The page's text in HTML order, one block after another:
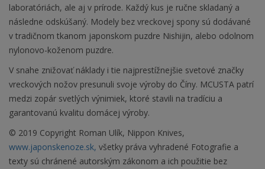
laboratóriách, ale aj v prírode. Každý kus je ručne skladaný a
následne odskúšaný. Modely bez vreckovej spony sú dodávané
v tradičnom tkanom japonskom puzdre Nishijin, alebo odolnom
nylonovo-koženom puzdre.
V snahe znižovať náklady i tie najprestížnejšie svetové značky
vreckových nožov presunuli svoje výroby do Číny. MCUSTA patrí
medzi zopár svetlých výnimiek, ktoré stavili na tradíciu a
garantovanú kvalitu domácej výroby.
© 2019 Copyright Roman Ulík, Nippon Knives,
www.japonskenoze.sk, všetky práva vyhradené Fotografie a
texty sú chránené autorským zákonom a ich použitie bez